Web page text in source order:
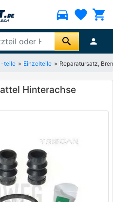
directions_car favorite shopping_cart
search person
-teile Einzelteile Reparatursatz,
Hinterachse